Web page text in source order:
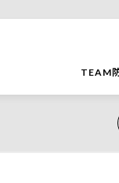
TEAM